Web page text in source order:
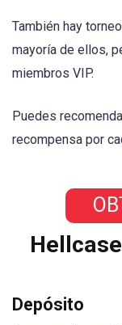
También hay
mayoría de ellos,
miembros VIP.
Puedes
recompensa por
Depósito